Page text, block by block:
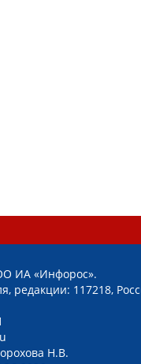
ИА «Инфорос».
редакции: 117218,
Н.В.